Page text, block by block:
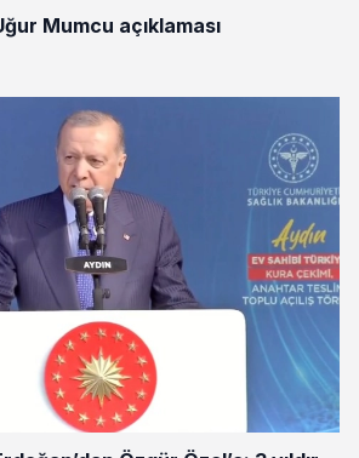
Mumcu açıklaması